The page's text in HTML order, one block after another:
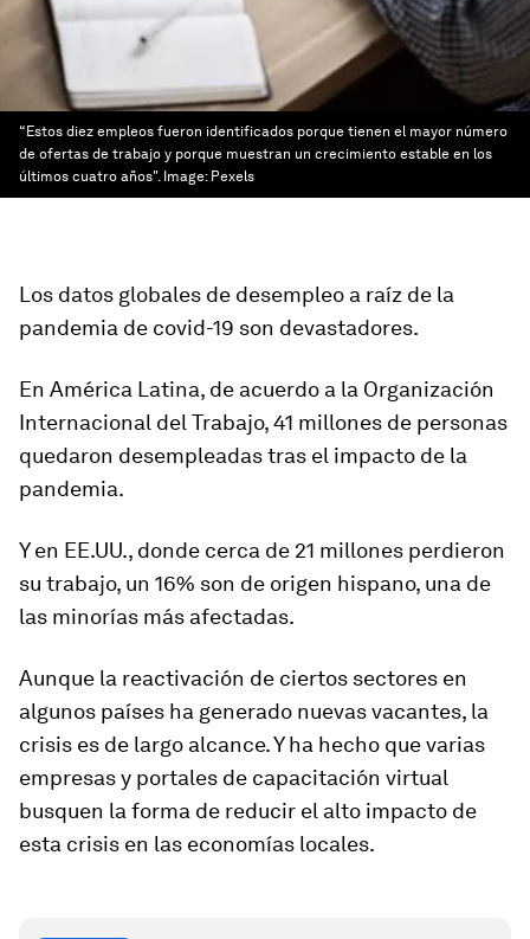
“Estos diez empleos fueron identificados porque tienen el mayor número
de ofertas de trabajo y porque muestran un crecimiento estable en los
últimos cuatro años". Image: Pexels
Los datos globales de desempleo a raíz de la
pandemia de covid-19 son devastadores.
En América Latina, de acuerdo a la Organización
Internacional del Trabajo, 41 millones de personas
quedaron desempleadas tras el impacto de la
pandemia.
Y en EE.UU., donde cerca de 21 millones perdieron
su trabajo, un 16% son de origen hispano, una de
las minorías más afectadas.
Aunque la reactivación de ciertos sectores en
algunos países ha generado nuevas vacantes, la
crisis es de largo alcance. Y ha hecho que varias
empresas y portales de capacitación virtual
busquen la forma de reducir el alto impacto de
esta crisis en las economías locales.